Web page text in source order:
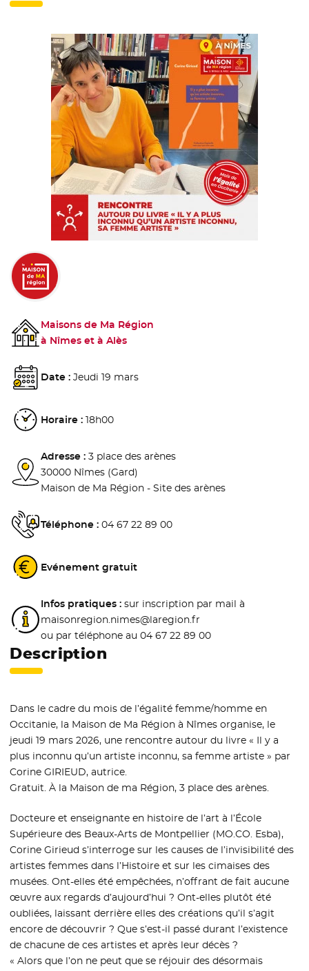
Maisons de Ma Région
à Nîmes et à Alès
Date : Jeudi 19 mars
Horaire : 18h00
Adresse : 3 place des arènes
30000 Nîmes (Gard)
Maison de Ma Région - Site des arènes
Téléphone : 04 67 22 89 00
Evénement gratuit
Infos pratiques : sur inscription par mail à
maisonregion.nimes@laregion.fr
ou par téléphone au 04 67 22 89 00
Description
Dans le cadre du mois de l’égalité femme/homme en
Occitanie, la Maison de Ma Région à Nîmes organise, le
jeudi 19 mars 2026, une rencontre autour du livre « Il y a
plus inconnu qu’un artiste inconnu, sa femme artiste » par
Corine GIRIEUD, autrice.
Gratuit. À la Maison de ma Région, 3 place des arènes.
Docteure et enseignante en histoire de l’art à l’École
Supérieure des Beaux-Arts de Montpellier (MO.CO. Esba),
Corine Girieud s’interroge sur les causes de l’invisibilité des
artistes femmes dans l’Histoire et sur les cimaises des
musées. Ont-elles été empêchées, n’offrant de fait aucune
œuvre aux regards d’aujourd’hui ? Ont-elles plutôt été
oubliées, laissant derrière elles des créations qu’il s’agit
encore de découvrir ? Que s’est-il passé durant l’existence
de chacune de ces artistes et après leur décès ?
« Alors que l’on ne peut que se réjouir des désormais